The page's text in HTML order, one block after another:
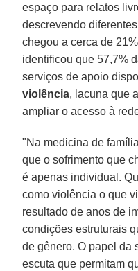
espaço para relatos
descrevendo
chegou a cerca de
identificou que 57,7%
serviços de apoio
violência, lacuna que
ampliar o acesso à
"Na medicina de
que o sofrimento que
é apenas individual.
como violência o que
resultado de anos de
condições estruturais
de gênero. O papel da
escuta que permitam